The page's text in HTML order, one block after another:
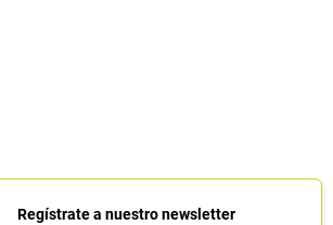
Regístrate a nuestro newsletter